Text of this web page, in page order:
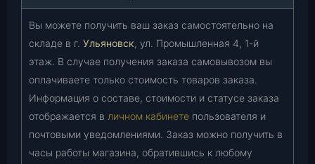
Вы можете получить ваш заказ самостоятельно на
складе в г. Ульяновск, ул. Промышленная 4, 1-й
этаж. В случае получения заказа самовывозом вы
оплачиваете только стоимость товаров заказа.
Информация о составе, стоимости и статусе заказа
отображается в личном кабинете пользователя и
почтовыми уведомлениями. Заказ можно получить в
часы работы магазина, обратившись к любому